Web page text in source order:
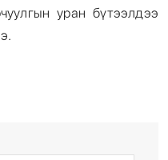
уран бүтээлдээ